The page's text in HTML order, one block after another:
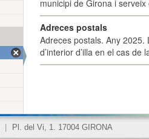
municipi de Girona i
Adreces postals
Adreces postals. Any 2025.
d’interior d’illa en el cas
Pl. del Vi, 1. 17004 GIRONA